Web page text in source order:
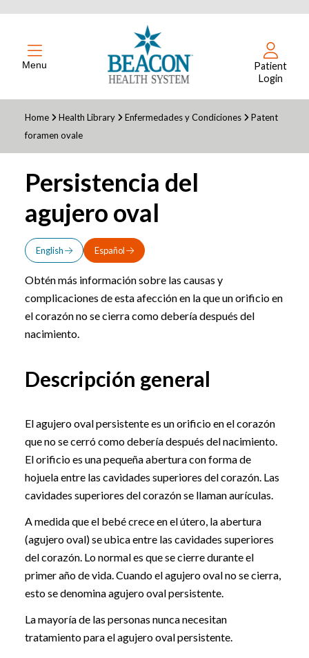
Menu
Patient
Login
Home Health Library Enfermedades y Condiciones
Patent
foramen ovale
Persistencia del
agujero oval
English Español
Obtén más información sobre las causas y
complicaciones de esta afección en la que un orificio en
el corazón no se cierra como debería después del
nacimiento.
Descripción general
El agujero oval persistente es un orificio en el corazón
que no se cerró como debería después del nacimiento.
El orificio es una pequeña abertura con forma de
hojuela entre las cavidades superiores del corazón. Las
cavidades superiores del corazón se llaman aurículas.
A medida que el bebé crece en el útero, la abertura
(agujero oval) se ubica entre las cavidades superiores
del corazón. Lo normal es que se cierre durante el
primer año de vida. Cuando el agujero oval no se cierra,
esto se denomina agujero oval persistente.
La mayoría de las personas nunca necesitan
tratamiento para el agujero oval persistente.